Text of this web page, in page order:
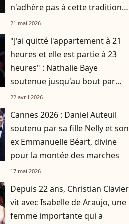
n'adhère pas à cette tradition
familiale, "je tente de lui faire
21 mai 2026
"J'ai quitté l'appartement à 21
heures et elle est partie à 23
heures" : Nathalie Baye
soutenue jusqu'au bout par
Bruno Chiche
22 avril 2026
Cannes 2026 : Daniel Auteuil
soutenu par sa fille Nelly et son
ex Emmanuelle Béart, divine
pour la montée des marches
17 mai 2026
Depuis 22 ans, Christian Clavier
vit avec Isabelle de Araujo, une
femme importante qui a